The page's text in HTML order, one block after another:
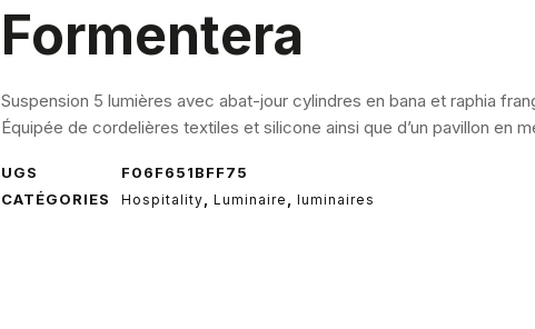
Formentera
Suspension 5 lumières avec abat-jour cylindres en bana et raphia
Équipée de cordelières textiles et silicone ainsi que d’un pavillon en
UGS
F06F651BFF75
CATÉGORIES
Hospitality Luminaire luminaires